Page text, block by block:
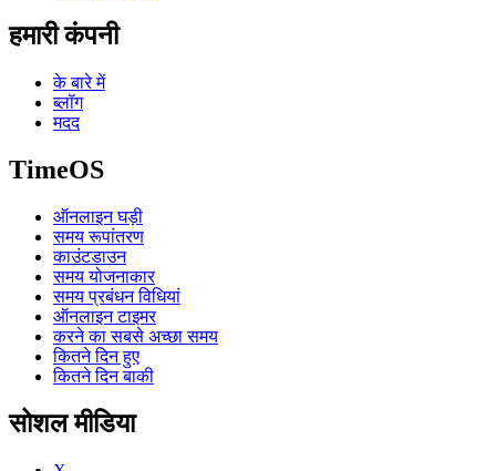
हमारी कंपनी
के बारे में
ब्लॉग
मदद
TimeOS
ऑनलाइन घड़ी
समय रूपांतरण
काउंटडाउन
समय योजनाकार
समय प्रबंधन विधियां
ऑनलाइन टाइमर
करने का सबसे अच्छा समय
कितने दिन हुए
कितने दिन बाकी
सोशल मीडिया